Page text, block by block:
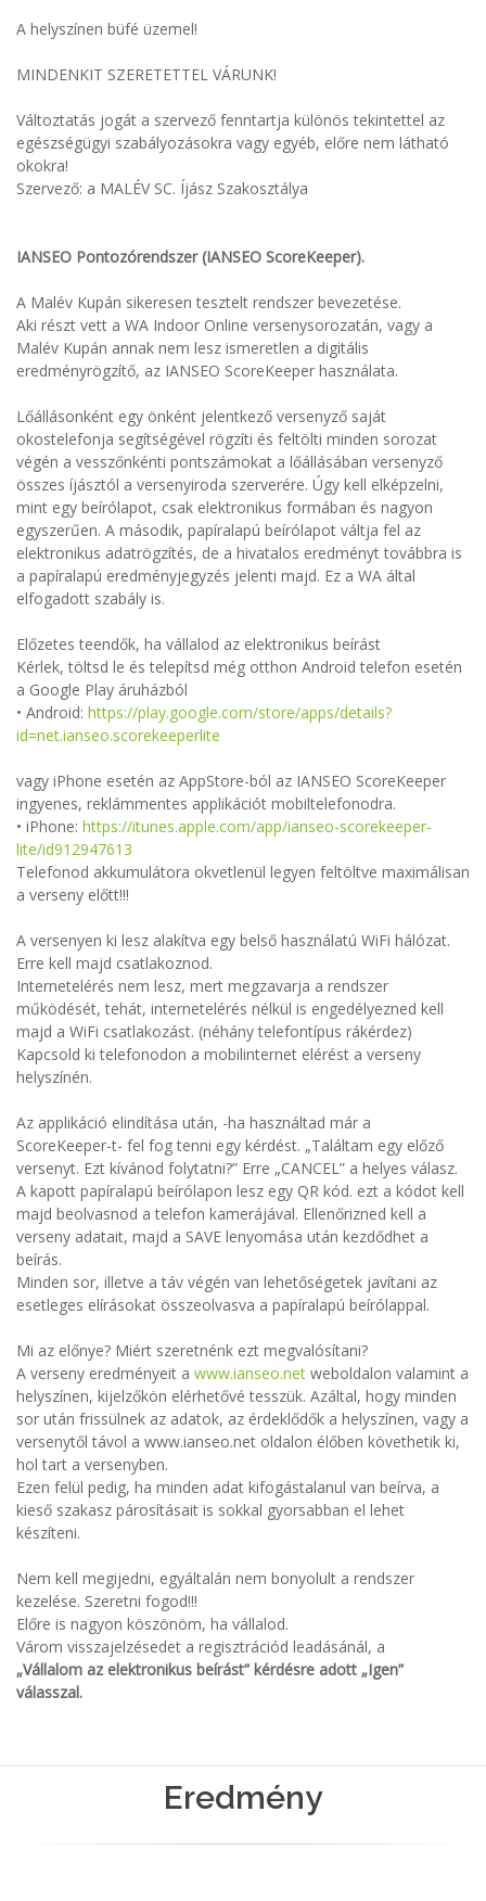
A helyszínen büfé üzemel!
MINDENKIT SZERETETTEL VÁRUNK!
Változtatás jogát a szervező fenntartja különös tekintettel az
egészségügyi szabályozásokra vagy egyéb, előre nem látható
okokra!
Szervező: a MALÉV SC. Íjász Szakosztálya
IANSEO Pontozórendszer (IANSEO ScoreKeeper).
A Malév Kupán sikeresen tesztelt rendszer bevezetése.
Aki részt vett a WA Indoor Online versenysorozatán, vagy a
Malév Kupán annak nem lesz ismeretlen a digitális
eredményrögzítő, az IANSEO ScoreKeeper használata.
Lőállásonként egy önként jelentkező versenyző saját
okostelefonja segítségével rögzíti és feltölti minden sorozat
végén a vesszőnkénti pontszámokat a lőállásában versenyző
összes íjásztól a versenyiroda szerverére. Úgy kell elképzelni,
mint egy beírólapot, csak elektronikus formában és nagyon
egyszerűen. A második, papíralapú beírólapot váltja fel az
elektronikus adatrögzítés, de a hivatalos eredményt továbbra is
a papíralapú eredményjegyzés jelenti majd. Ez a WA által
elfogadott szabály is.
Előzetes teendők, ha vállalod az elektronikus beírást
Kérlek, töltsd le és telepítsd még otthon Android telefon esetén
a Google Play áruházból
• Android: https://play.google.com/store/apps/details?
id=net.ianseo.scorekeeperlite
vagy iPhone esetén az AppStore-ból az IANSEO ScoreKeeper
ingyenes, reklámmentes applikációt mobiltelefonodra.
• iPhone: https://itunes.apple.com/app/ianseo-scorekeeper-
lite/id912947613
Telefonod akkumulátora okvetlenül legyen feltöltve maximálisan
a verseny előtt!!!
A versenyen ki lesz alakítva egy belső használatú WiFi hálózat.
Erre kell majd csatlakoznod.
Internetelérés nem lesz, mert megzavarja a rendszer
működését, tehát, internetelérés nélkül is engedélyezned kell
majd a WiFi csatlakozást. (néhány telefontípus rákérdez)
Kapcsold ki telefonodon a mobilinternet elérést a verseny
helyszínén.
Az applikáció elindítása után, -ha használtad már a
ScoreKeeper-t- fel fog tenni egy kérdést. „Találtam egy előző
versenyt. Ezt kívánod folytatni?” Erre „CANCEL” a helyes válasz.
A kapott papíralapú beírólapon lesz egy QR kód. ezt a kódot kell
majd beolvasnod a telefon kamerájával. Ellenőrizned kell a
verseny adatait, majd a SAVE lenyomása után kezdődhet a
beírás.
Minden sor, illetve a táv végén van lehetőségetek javítani az
esetleges elírásokat összeolvasva a papíralapú beírólappal.
Mi az előnye? Miért szeretnénk ezt megvalósítani?
A verseny eredményeit a www.ianseo.net weboldalon valamint a
helyszínen, kijelzőkön elérhetővé tesszük. Azáltal, hogy minden
sor után frissülnek az adatok, az érdeklődők a helyszínen, vagy a
versenytől távol a www.ianseo.net oldalon élőben követhetik ki,
hol tart a versenyben.
Ezen felül pedig, ha minden adat kifogástalanul van beírva, a
kieső szakasz párosításait is sokkal gyorsabban el lehet
készíteni.
Nem kell megijedni, egyáltalán nem bonyolult a rendszer
kezelése. Szeretni fogod!!!
Előre is nagyon köszönöm, ha vállalod.
Várom visszajelzésedet a regisztrációd leadásánál, a
„Vállalom az elektronikus beírást” kérdésre adott „Igen”
válasszal.
Eredmény